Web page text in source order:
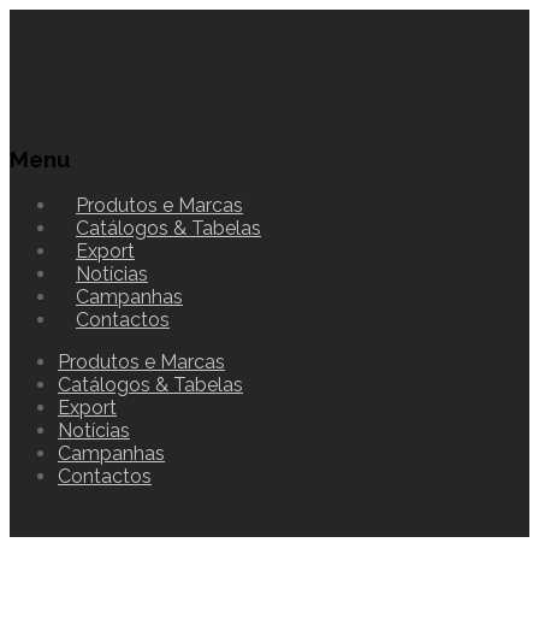
Menu
Produtos e Marcas
Catálogos & Tabelas
Export
Notícias
Campanhas
Contactos
Produtos e Marcas
Catálogos & Tabelas
Export
Notícias
Campanhas
Contactos